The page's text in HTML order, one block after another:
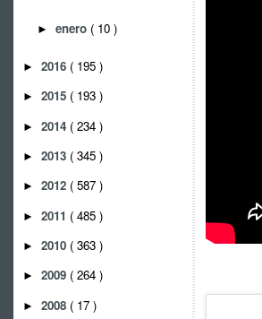
► enero ( 10 )
► 2016 ( 195 )
► 2015 ( 193 )
► 2014 ( 234 )
► 2013 ( 345 )
► 2012 ( 587 )
► 2011 ( 485 )
► 2010 ( 363 )
► 2009 ( 264 )
► 2008 ( 17 )